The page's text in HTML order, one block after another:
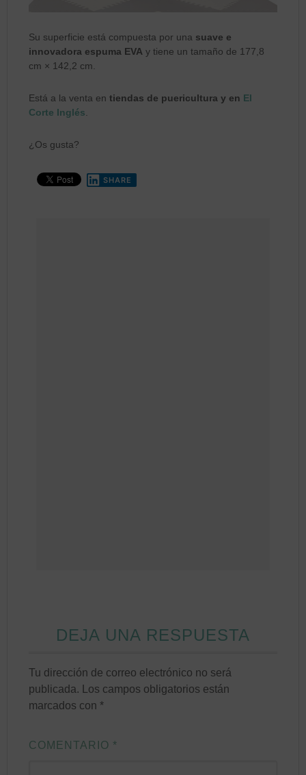
Su superficie está compuesta por una suave e
innovadora espuma EVA y tiene un tamaño de 177,8
cm × 142,2 cm.
Está a la venta entiendas de puericultura y en El
Corte Inglés
¿Os gusta?
SHARE
DEJA UNA RESPUESTA
Tu dirección de correo electrónico no será
publicada.
Los campos obligatorios están
marcados con*
COMENTARIO *